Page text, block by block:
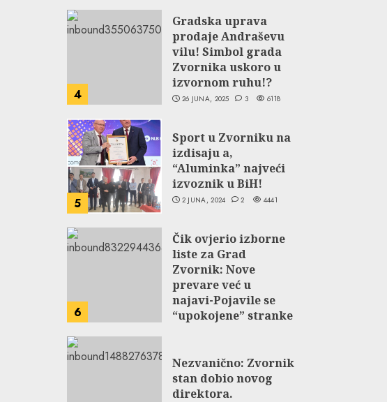
4
Gradska uprava
prodaje Andraševu
vilu! Simbol grada
Zvornika uskoro u
izvornom ruhu!?
26 JUNA, 2025 3 6118
5
Sport u Zvorniku na
izdisaju a,
“Aluminka” najveći
izvoznik u BiH!
2 JUNA, 2024 2 4441
6
Čik ovjerio izborne
liste za Grad
Zvornik: Nove
prevare već u
najavi-Pojavile se
“upokojene” stranke
27 JUNA, 2024 2 5040
Nezvanično: Zvornik
stan dobio novog
direktora.